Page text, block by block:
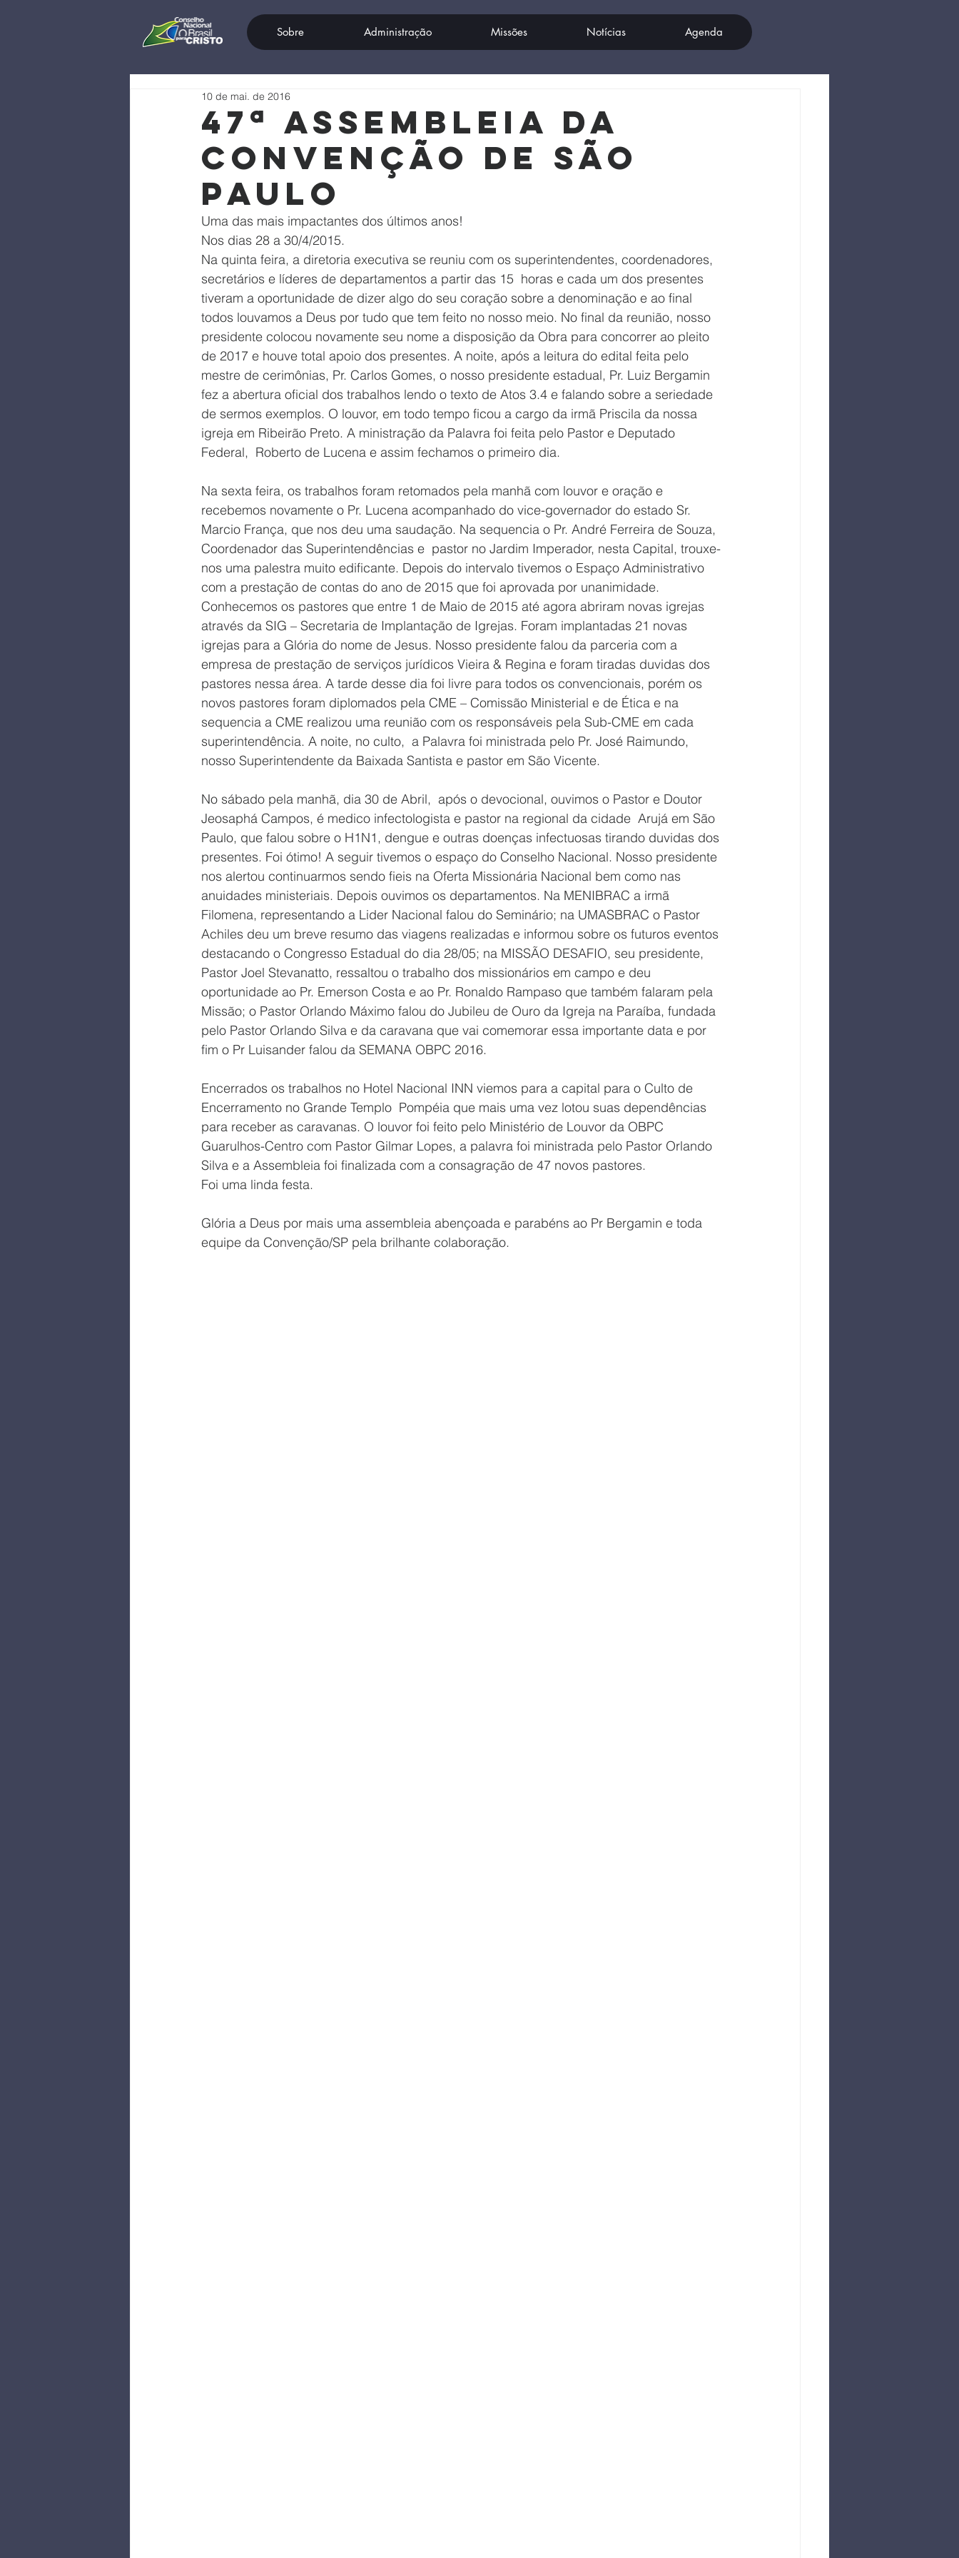
Sobre Administração Missões Notícias Agenda
47ª Assembleia da
Convenção de São
Paulo
10 de mai. de 2016
Uma das mais impactantes dos últimos anos!
Nos dias 28 a 30/4/2015.
Na quinta feira, a diretoria executiva se reuniu com os superintendentes, coordenadores,
secretários e líderes de departamentos a partir das 15  horas e cada um dos presentes
tiveram a oportunidade de dizer algo do seu coração sobre a denominação e ao final
todos louvamos a Deus por tudo que tem feito no nosso meio. No final da reunião, nosso
presidente colocou novamente seu nome a disposição da Obra para concorrer ao pleito
de 2017 e houve total apoio dos presentes. A noite, após a leitura do edital feita pelo
mestre de cerimônias, Pr. Carlos Gomes, o nosso presidente estadual, Pr. Luiz Bergamin
fez a abertura oficial dos trabalhos lendo o texto de Atos 3.4 e falando sobre a seriedade
de sermos exemplos. O louvor, em todo tempo ficou a cargo da irmã Priscila da nossa
igreja em Ribeirão Preto. A ministração da Palavra foi feita pelo Pastor e Deputado
Federal,  Roberto de Lucena e assim fechamos o primeiro dia.
Na sexta feira, os trabalhos foram retomados pela manhã com louvor e oração e
recebemos novamente o Pr. Lucena acompanhado do vice-governador do estado Sr.
Marcio França, que nos deu uma saudação. Na sequencia o Pr. André Ferreira de Souza,
Coordenador das Superintendências e  pastor no Jardim Imperador, nesta Capital, trouxe-
nos uma palestra muito edificante. Depois do intervalo tivemos o Espaço Administrativo
com a prestação de contas do ano de 2015 que foi aprovada por unanimidade.
Conhecemos os pastores que entre 1 de Maio de 2015 até agora abriram novas igrejas
através da SIG – Secretaria de Implantação de Igrejas. Foram implantadas 21 novas
igrejas para a Glória do nome de Jesus. Nosso presidente falou da parceria com a
empresa de prestação de serviços jurídicos Vieira & Regina e foram tiradas duvidas dos
pastores nessa área. A tarde desse dia foi livre para todos os convencionais, porém os
novos pastores foram diplomados pela CME – Comissão Ministerial e de Ética e na
sequencia a CME realizou uma reunião com os responsáveis pela Sub-CME em cada
superintendência. A noite, no culto,  a Palavra foi ministrada pelo Pr. José Raimundo,
nosso Superintendente da Baixada Santista e pastor em São Vicente.
No sábado pela manhã, dia 30 de Abril,  após o devocional, ouvimos o Pastor e Doutor
Jeosaphá Campos, é medico infectologista e pastor na regional da cidade  Arujá em São
Paulo, que falou sobre o H1N1, dengue e outras doenças infectuosas tirando duvidas dos
presentes. Foi ótimo! A seguir tivemos o espaço do Conselho Nacional. Nosso presidente
nos alertou continuarmos sendo fieis na Oferta Missionária Nacional bem como nas
anuidades ministeriais. Depois ouvimos os departamentos. Na MENIBRAC a irmã
Filomena, representando a Lider Nacional falou do Seminário; na UMASBRAC o Pastor
Achiles deu um breve resumo das viagens realizadas e informou sobre os futuros eventos
destacando o Congresso Estadual do dia 28/05; na MISSÃO DESAFIO, seu presidente,
Pastor Joel Stevanatto, ressaltou o trabalho dos missionários em campo e deu
oportunidade ao Pr. Emerson Costa e ao Pr. Ronaldo Rampaso que também falaram pela
Missão; o Pastor Orlando Máximo falou do Jubileu de Ouro da Igreja na Paraíba, fundada
pelo Pastor Orlando Silva e da caravana que vai comemorar essa importante data e por
fim o Pr Luisander falou da SEMANA OBPC 2016.
Encerrados os trabalhos no Hotel Nacional INN viemos para a capital para o Culto de
Encerramento no Grande Templo  Pompéia que mais uma vez lotou suas dependências
para receber as caravanas. O louvor foi feito pelo Ministério de Louvor da OBPC
Guarulhos-Centro com Pastor Gilmar Lopes, a palavra foi ministrada pelo Pastor Orlando
Silva e a Assembleia foi finalizada com a consagração de 47 novos pastores.
Foi uma linda festa.
Glória a Deus por mais uma assembleia abençoada e parabéns ao Pr Bergamin e toda
equipe da Convenção/SP pela brilhante colaboração.